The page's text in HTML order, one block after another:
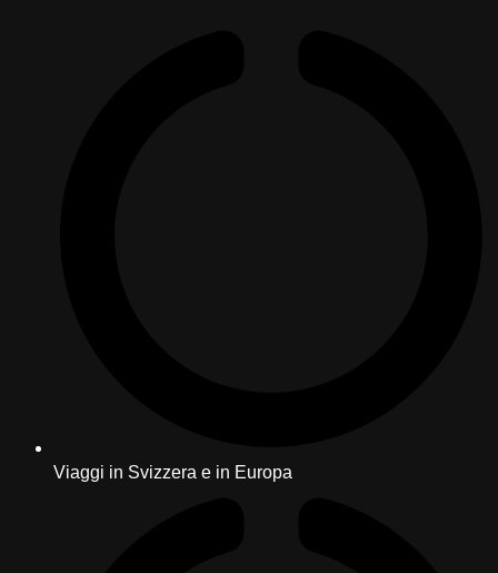
Viaggi in Svizzera e in Europa